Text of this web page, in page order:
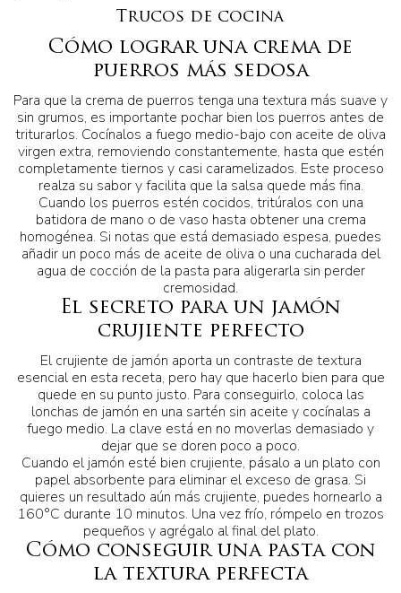
Trucos de cocina
Cómo lograr una crema de
puerros más sedosa
Para que la crema de puerros tenga una textura más suave y
sin grumos, es importante pochar bien los puerros antes de
triturarlos. Cocínalos a fuego medio-bajo con aceite de oliva
virgen extra, removiendo constantemente, hasta que estén
completamente tiernos y casi caramelizados. Este proceso
realza su sabor y facilita que la salsa quede más fina.
Cuando los puerros estén cocidos, tritúralos con una
batidora de mano o de vaso hasta obtener una crema
homogénea. Si notas que está demasiado espesa, puedes
añadir un poco más de aceite de oliva o una cucharada del
agua de cocción de la pasta para aligerarla sin perder
cremosidad.
El secreto para un jamón
crujiente perfecto
El crujiente de jamón aporta un contraste de textura
esencial en esta receta, pero hay que hacerlo bien para que
quede en su punto justo. Para conseguirlo, coloca las
lonchas de jamón en una sartén sin aceite y cocínalas a
fuego medio. La clave está en no moverlas demasiado y
dejar que se doren poco a poco.
Cuando el jamón esté bien crujiente, pásalo a un plato con
papel absorbente para eliminar el exceso de grasa. Si
quieres un resultado aún más crujiente, puedes hornearlo a
160°C durante 10 minutos. Una vez frío, rómpelo en trozos
pequeños y agrégalo al final del plato.
Cómo conseguir una pasta con
la textura perfecta